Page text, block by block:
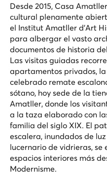
Desde 2015, Casa
cultural plenamente
el Institut Amatller d'Art
para albergar el vasto
documentos de historia
Las visitas guiadas
apartamentos privados,
celebrado remate
sótano, hoy sede de la
Amatller, donde los
a la taza elaborado con
familia del siglo XIX. El
escalera, inundados de
lucernario de vidrieras, se
espacios interiores más
Modernisme.